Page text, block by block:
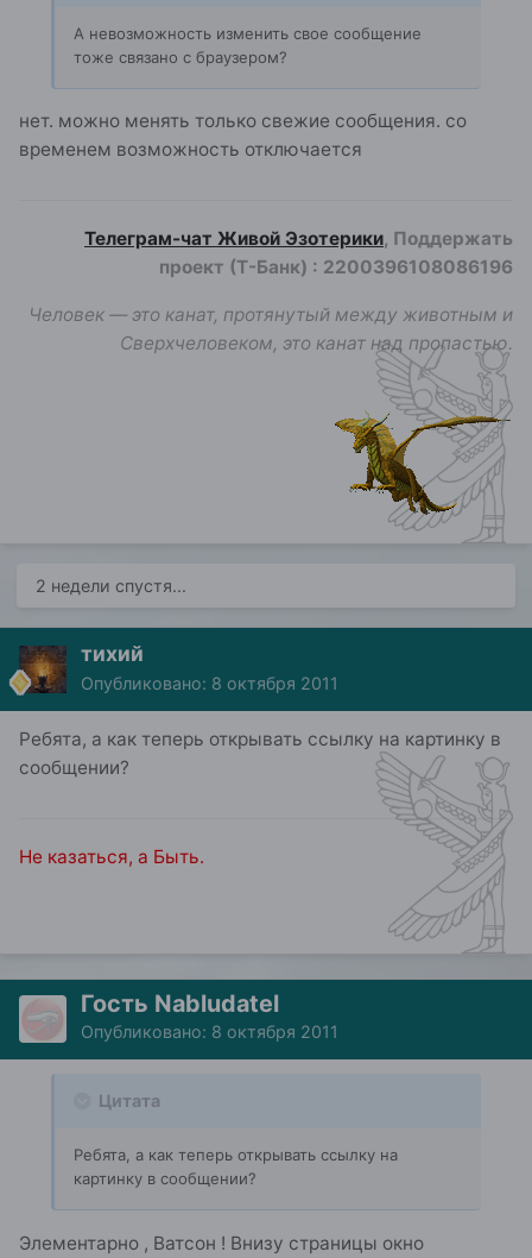
А невозможность изменить свое сообщение
тоже связано с браузером?
нет. можно менять только свежие сообщения. со
временем возможность отключается
Телеграм-чат Живой Эзотерики, Поддержать
проект (Т-Банк) : 2200396108086196
Человек — это канат, протянутый между животным и
Сверхчеловеком, это канат над пропастью.
2 недели спустя...
тихий
Опубликовано: 8 октября 2011
Ребята, а как теперь открывать ссылку на картинку в
сообщении?
Не казаться, а Быть.
Гость Nabludatel
Опубликовано: 8 октября 2011
Цитата
Ребята, а как теперь открывать ссылку на
картинку в сообщении?
Элементарно , Ватсон ! Внизу страницы окно